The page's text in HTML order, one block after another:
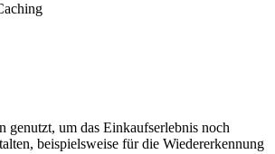
genutzt, um das Einkaufserlebnis noch
beispielsweise für die Wiedererkennung